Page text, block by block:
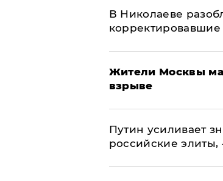
В Николаеве
Жители Москвы
взрыве
Путин усиливает
российские элиты,